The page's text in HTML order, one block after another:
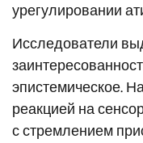
урегулировании
Исследователи
эпистемическое.
реакцией на
с стремлением